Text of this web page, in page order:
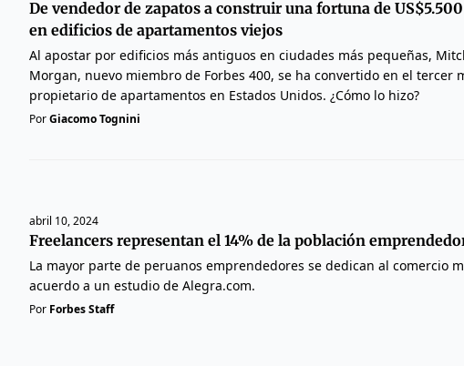
De vendedor de zapatos a construir una fortuna de
en edificios de apartamentos viejos
Al apostar por edificios más antiguos en ciudades más pequeñas,
Morgan, nuevo miembro de Forbes 400, se ha convertido en el tercer
propietario de apartamentos en Estados Unidos. ¿Cómo lo hizo?
PorGiacomo Tognini
abril 10, 2024
Freelancers representan el 14% de la población
La mayor parte de peruanos emprendedores se dedican al comercio
acuerdo a un estudio de Alegra.com.
Por Forbes Staff